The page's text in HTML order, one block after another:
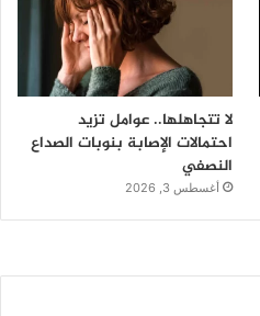
لا تتجاهلها.. عوامل تزيد
احتمالات الإصابة بنوبات الصداع
النصفي
أغسطس 3, 2026